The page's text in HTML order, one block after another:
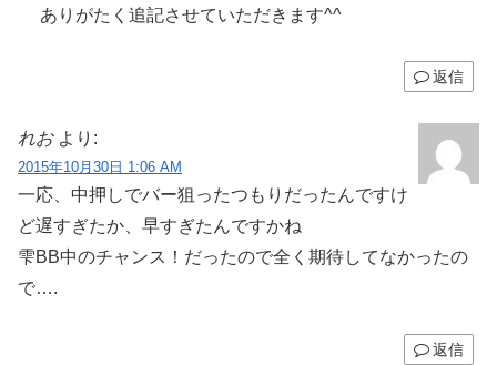
ありがたく追記させていただきます^^
返信
れお より:
2015年10月30日 1:06 AM
一応、中押しでバー狙ったつもりだったんですけ
ど遅すぎたか、早すぎたんですかね
雫BB中のチャンス！だったので全く期待してなかったの
で….
返信